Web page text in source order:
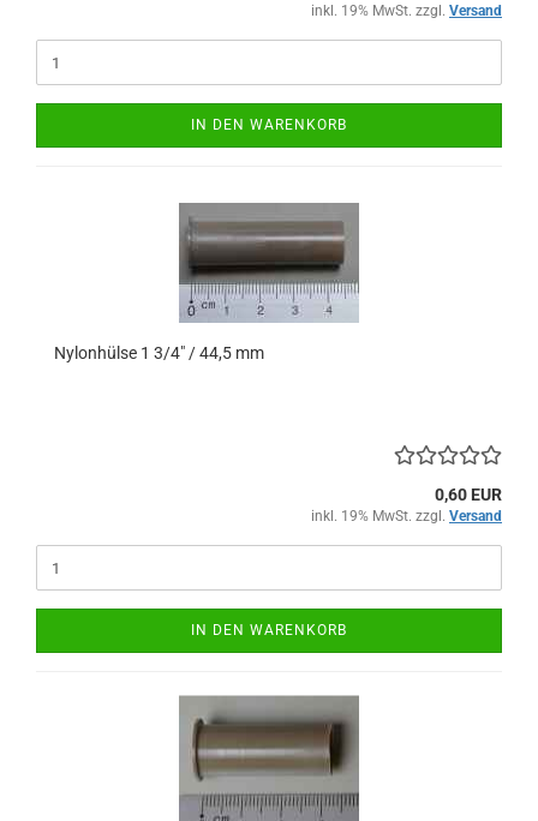
inkl. 19% MwSt. zzgl. Versand
IN DEN WARENKORB
Nylonhülse 1 3/4" / 44,5 mm
0,60 EUR
inkl. 19% MwSt. zzgl. Versand
IN DEN WARENKORB